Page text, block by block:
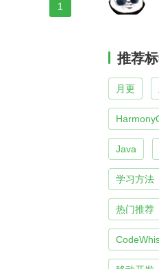
1
推荐
月更
Java
学习方法
热门推荐